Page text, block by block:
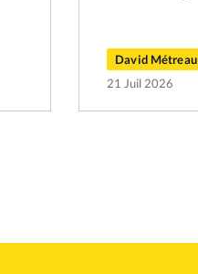
David Métreau
21 Juil 2026